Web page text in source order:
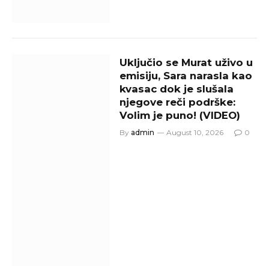
Uključio se Murat uživo u
emisiju, Sara narasla kao
kvasac dok je slušala
njegove reči podrške:
Volim je puno! (VIDEO)
By admin August 10, 2026 0